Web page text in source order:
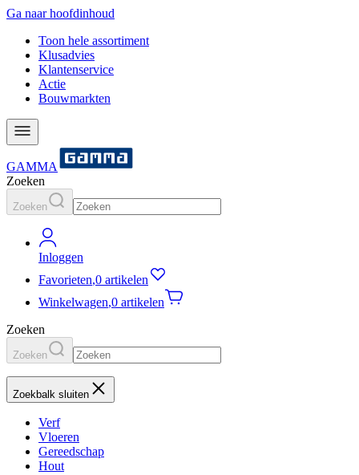
Ga naar hoofdinhoud
Toon hele assortiment
Klusadvies
Klantenservice
Actie
Bouwmarkten
GAMMA
Zoeken
Zoeken
Inloggen
Favorieten,0 artikelen
Winkelwagen,0 artikelen
Zoeken
Zoeken
Zoekbalk sluiten
Verf
Vloeren
Gereedschap
Hout